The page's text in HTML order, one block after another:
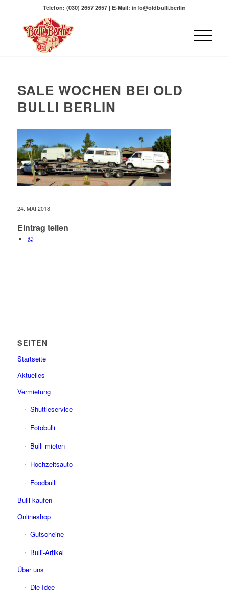
Telefon: (030) 2657 2657 | E-Mail: info@oldbulli.berlin
SALE WOCHEN BEI OLD
BULLI BERLIN
24. MAI 2018
Eintrag teilen
SEITEN
Startseite
Aktuelles
Vermietung
Shuttleservice
Fotobulli
Bulli mieten
Hochzeitsauto
Foodbulli
Bulli kaufen
Onlineshop
Gutscheine
Bulli-Artikel
Über uns
Die Idee